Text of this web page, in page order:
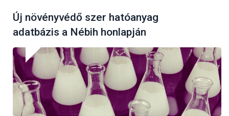
Új növényvédő szer hatóanyag
adatbázis a Nébih honlapján